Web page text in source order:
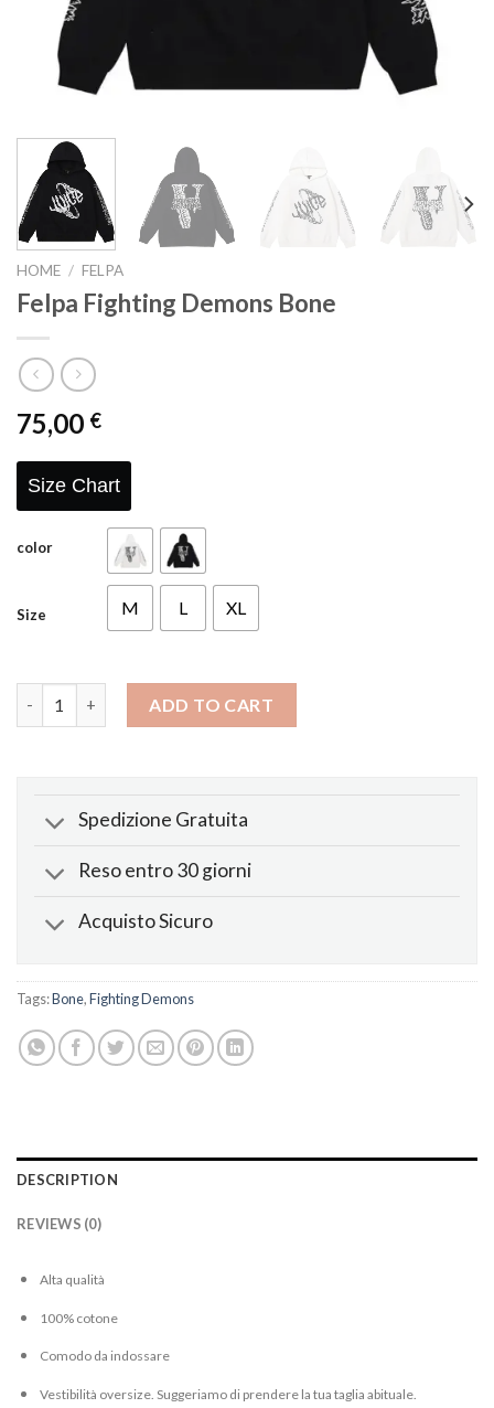
HOME / FELPA
Felpa Fighting Demons Bone
75,00 €
Size Chart
color
Size M L XL
ADD TO CART
Spedizione Gratuita
Reso entro 30 giorni
Acquisto Sicuro
Tags:Bone,Fighting Demons
DESCRIPTION
REVIEWS (0)
Alta qualità
100% cotone
Comodo da indossare
Vestibilità oversize. Suggeriamo di prendere la tua taglia abituale.